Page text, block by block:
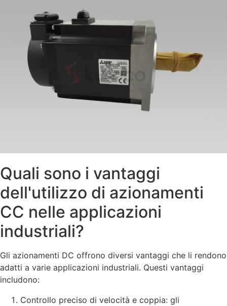
Quali sono i vantaggi
dell'utilizzo di azionamenti
CC nelle applicazioni
industriali?
Gli azionamenti DC offrono diversi vantaggi che li rendono
adatti a varie applicazioni industriali. Questi vantaggi
includono:
Controllo preciso di velocità e coppia: gli